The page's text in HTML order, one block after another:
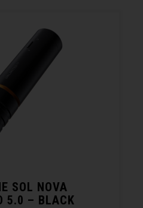
SOL NOVA
5.0 – BLACK